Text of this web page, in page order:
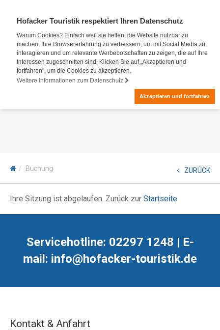
Hofacker Touristik respektiert Ihren Datenschutz
Warum Cookies? Einfach weil sie helfen, die Website nutzbar zu
machen, Ihre Browsererfahrung zu verbessern, um mit Social Media zu
interagieren und um relevante Werbebotschaften zu zeigen, die auf Ihre
Interessen zugeschnitten sind. Klicken Sie auf „Akzeptieren und
fortfahren", um die Cookies zu akzeptieren.
Weitere Informationen zum Datenschutz
Akzeptieren und fortfahren
Buchung ZURÜCK
Ihre Sitzung ist abgelaufen. Zurück zur Startseite
Servicehotline: 02297 1248 | E-
mail: info@hofacker-touristik.de
Kontakt & Anfahrt